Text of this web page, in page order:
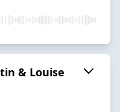
& Louise